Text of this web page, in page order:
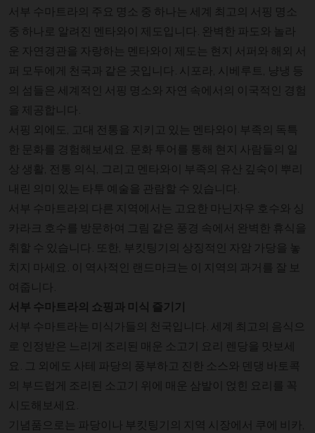
서부 수마트라의 주요 명소 중 하나는 세계 최고의 서핑 명소
중 하나로 알려진 멘타와이 제도입니다. 완벽한 파도와 놀라
운 자연경관을 자랑하는 멘타와이 제도는 현지 서퍼와 해외 서
퍼 모두에게 천국과 같은 곳입니다. 시포라, 시베루트, 냥냉 등
의 섬들은 세계적인 서핑 명소와 자연 속에서의 이국적인 경험
을 제공합니다.
서핑 외에도, 고대 전통을 지키고 있는 멘타와이 부족의 독특
한 문화를 경험해보세요. 문화 투어를 통해 현지 사람들의 일
상 생활, 전통 의식, 그리고 멘타와이 부족의 유산 깊숙이 뿌리
내린 의미 있는 타투 예술을 관람할 수 있습니다.
서부 수마트라의 다른 지역에서는 고요한 마닌자우 호수와 싱
카라크 호수를 방문하여 그림 같은 풍경 속에서 완벽한 휴식을
취할 수 있습니다. 또한, 부킷팅기의 상징적인 자암 가당을 놓
치지 마세요. 이 역사적인 랜드마크는 이 지역의 과거를 잘 보
여줍니다.
서부 수마트라의 쇼핑과 미식 즐기기
서부 수마트라는 미식가들의 천국입니다. 세계 최고의 음식으
로 인정받은 느리게 조리된 매운 소고기 요리 렌당을 맛보세
요. 그 외에도 사테 파당의 풍부하고 진한 소스와 덴댕 바토콕
의 부드럽게 조리된 소고기 위에 매운 삼발이 얹힌 요리를 꼭
시도해보세요.
기념품으로는 파당이나 부킷팅기의 지역 시장에서 쿠에 비카,